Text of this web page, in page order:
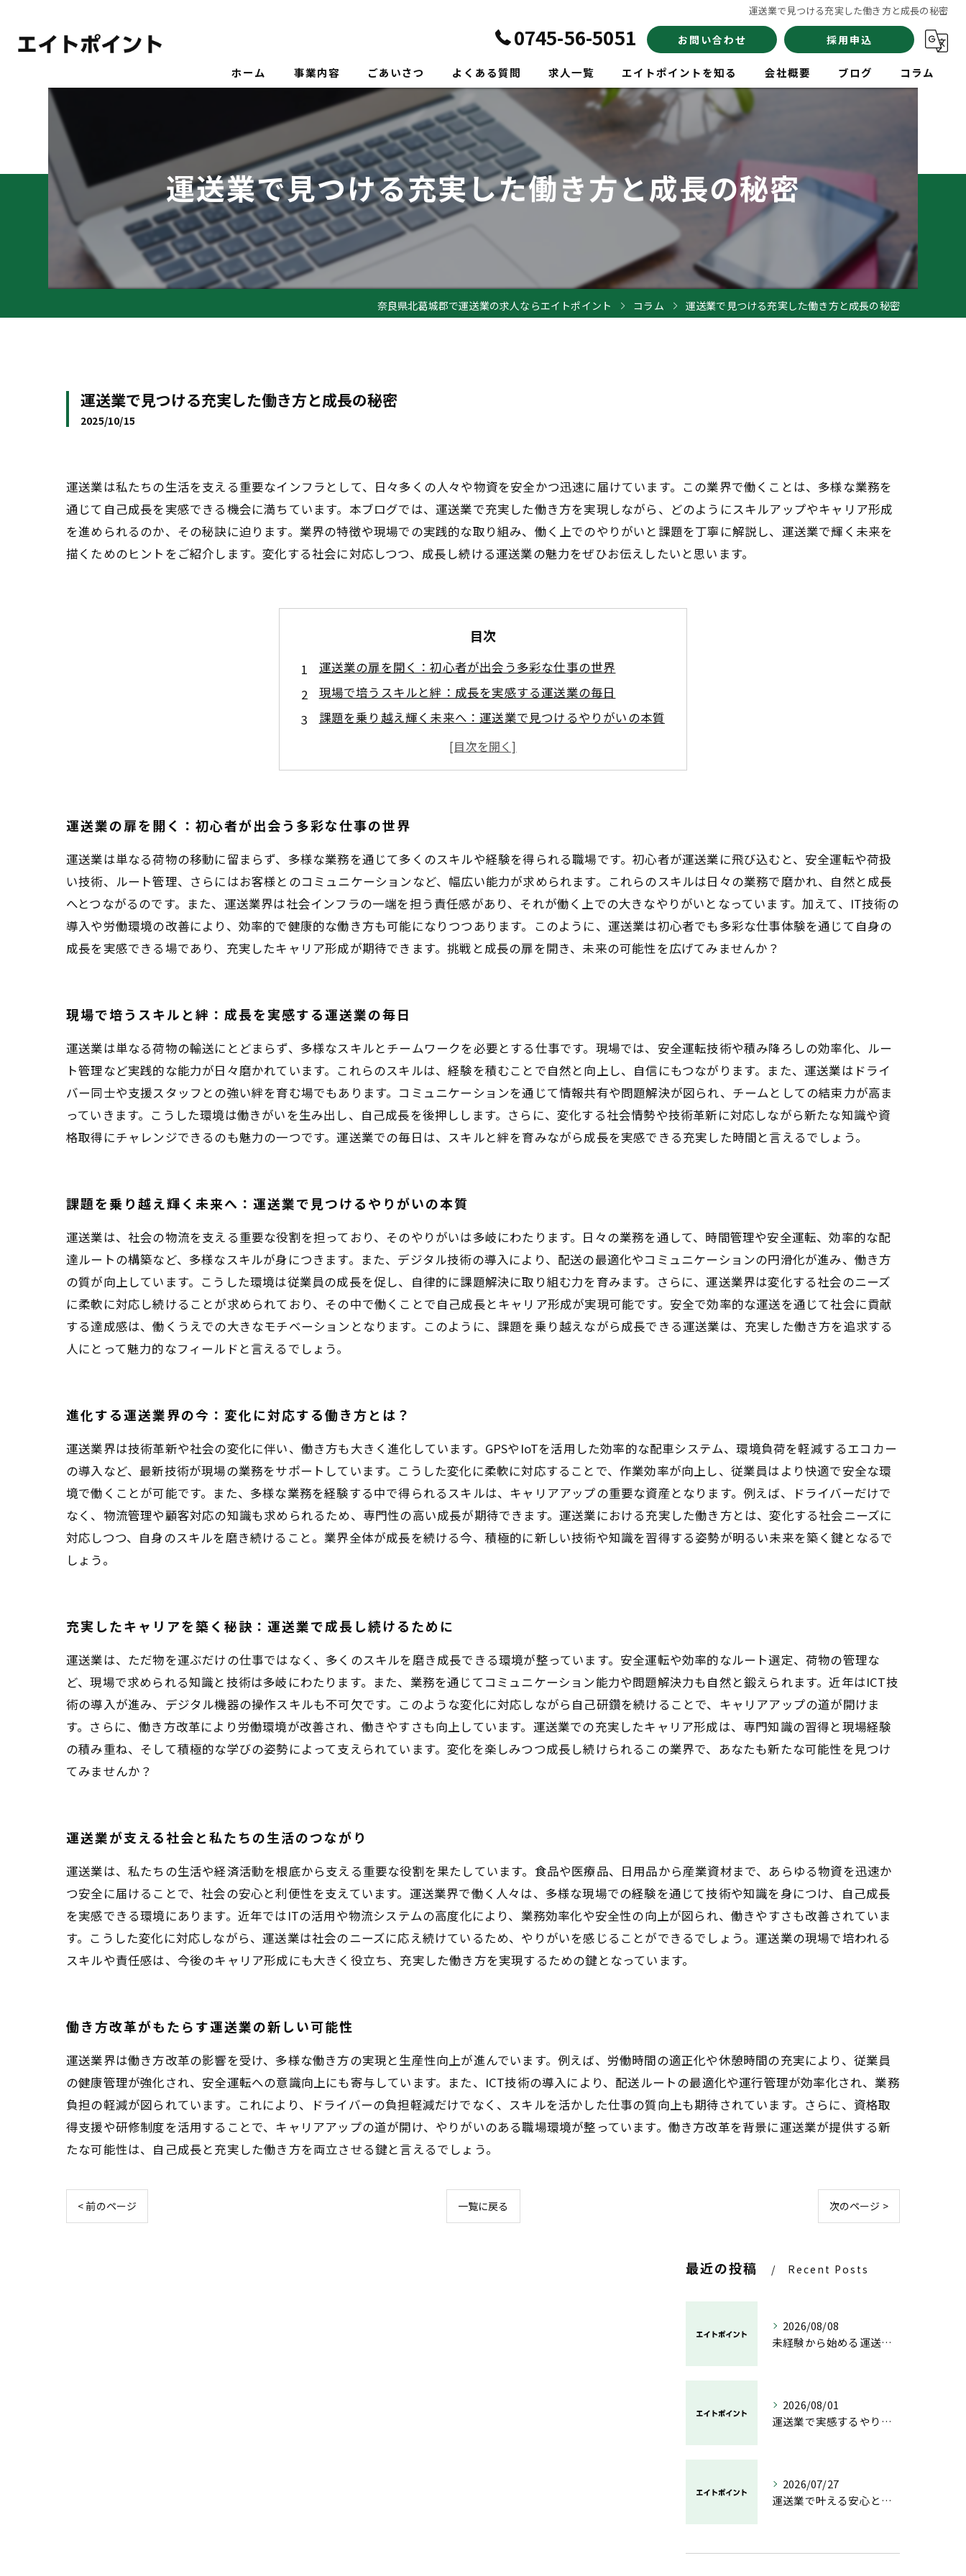
運送業で見つける充実した働き方と成長の秘密
0745-56-5051 お問い合わせ 採用申込
ホーム 事業内容 ごあいさつ よくある質問 求人一覧 エイトポイントを知る
正社員
未経験
ドライバー
会社概要 ブログ コラム
運送業で見つける充実した働き方と成長の秘密
奈良県北葛城郡で運送業の求人ならエイトポイント コラム 運送業で見つける充実した働き方と成長の秘密
運送業で見つける充実した働き方と成長の秘密
2025/10/15
運送業は私たちの生活を支える重要なインフラとして、日々多くの人々や物資を安全かつ迅速に届けています。この業界で働くことは、多様な業務を
通じて自己成長を実感できる機会に満ちています。本ブログでは、運送業で充実した働き方を実現しながら、どのようにスキルアップやキャリア形成
を進められるのか、その秘訣に迫ります。業界の特徴や現場での実践的な取り組み、働く上でのやりがいと課題を丁寧に解説し、運送業で輝く未来を
描くためのヒントをご紹介します。変化する社会に対応しつつ、成長し続ける運送業の魅力をぜひお伝えしたいと思います。
目次
運送業の扉を開く：初心者が出会う多彩な仕事の世界
現場で培うスキルと絆：成長を実感する運送業の毎日
課題を乗り越え輝く未来へ：運送業で見つけるやりがいの本質
進化する運送業界の今：変化に対応する働き方とは？
充実したキャリアを築く秘訣：運送業で成長し続けるために
働き方改革がもたらす運送業の新しい可能性
運送業の扉を開く：初心者が出会う多彩な仕事の世界
運送業は単なる荷物の移動に留まらず、多様な業務を通じて多くのスキルや経験を得られる職場です。初心者が運送業に飛び込むと、安全運転や荷扱
い技術、ルート管理、さらにはお客様とのコミュニケーションなど、幅広い能力が求められます。これらのスキルは日々の業務で磨かれ、自然と成長
へとつながるのです。また、運送業界は社会インフラの一端を担う責任感があり、それが働く上での大きなやりがいとなっています。加えて、IT技術の
導入や労働環境の改善により、効率的で健康的な働き方も可能になりつつあります。このように、運送業は初心者でも多彩な仕事体験を通じて自身の
成長を実感できる場であり、充実したキャリア形成が期待できます。挑戦と成長の扉を開き、未来の可能性を広げてみませんか？
現場で培うスキルと絆：成長を実感する運送業の毎日
運送業は単なる荷物の輸送にとどまらず、多様なスキルとチームワークを必要とする仕事です。現場では、安全運転技術や積み降ろしの効率化、ルー
ト管理など実践的な能力が日々磨かれています。これらのスキルは、経験を積むことで自然と向上し、自信にもつながります。また、運送業はドライ
バー同士や支援スタッフとの強い絆を育む場でもあります。コミュニケーションを通じて情報共有や問題解決が図られ、チームとしての結束力が高ま
っていきます。こうした環境は働きがいを生み出し、自己成長を後押しします。さらに、変化する社会情勢や技術革新に対応しながら新たな知識や資
格取得にチャレンジできるのも魅力の一つです。運送業での毎日は、スキルと絆を育みながら成長を実感できる充実した時間と言えるでしょう。
課題を乗り越え輝く未来へ：運送業で見つけるやりがいの本質
運送業は、社会の物流を支える重要な役割を担っており、そのやりがいは多岐にわたります。日々の業務を通して、時間管理や安全運転、効率的な配
達ルートの構築など、多様なスキルが身につきます。また、デジタル技術の導入により、配送の最適化やコミュニケーションの円滑化が進み、働き方
の質が向上しています。こうした環境は従業員の成長を促し、自律的に課題解決に取り組む力を育みます。さらに、運送業界は変化する社会のニーズ
に柔軟に対応し続けることが求められており、その中で働くことで自己成長とキャリア形成が実現可能です。安全で効率的な運送を通じて社会に貢献
する達成感は、働くうえでの大きなモチベーションとなります。このように、課題を乗り越えながら成長できる運送業は、充実した働き方を追求する
人にとって魅力的なフィールドと言えるでしょう。
進化する運送業界の今：変化に対応する働き方とは？
運送業界は技術革新や社会の変化に伴い、働き方も大きく進化しています。GPSやIoTを活用した効率的な配車システム、環境負荷を軽減するエコカー
の導入など、最新技術が現場の業務をサポートしています。こうした変化に柔軟に対応することで、作業効率が向上し、従業員はより快適で安全な環
境で働くことが可能です。また、多様な業務を経験する中で得られるスキルは、キャリアアップの重要な資産となります。例えば、ドライバーだけで
なく、物流管理や顧客対応の知識も求められるため、専門性の高い成長が期待できます。運送業における充実した働き方とは、変化する社会ニーズに
対応しつつ、自身のスキルを磨き続けること。業界全体が成長を続ける今、積極的に新しい技術や知識を習得する姿勢が明るい未来を築く鍵となるで
しょう。
充実したキャリアを築く秘訣：運送業で成長し続けるために
運送業は、ただ物を運ぶだけの仕事ではなく、多くのスキルを磨き成長できる環境が整っています。安全運転や効率的なルート選定、荷物の管理な
ど、現場で求められる知識と技術は多岐にわたります。また、業務を通じてコミュニケーション能力や問題解決力も自然と鍛えられます。近年はICT技
術の導入が進み、デジタル機器の操作スキルも不可欠です。このような変化に対応しながら自己研鑽を続けることで、キャリアアップの道が開けま
す。さらに、働き方改革により労働環境が改善され、働きやすさも向上しています。運送業での充実したキャリア形成は、専門知識の習得と現場経験
の積み重ね、そして積極的な学びの姿勢によって支えられています。変化を楽しみつつ成長し続けられるこの業界で、あなたも新たな可能性を見つけ
てみませんか？
運送業が支える社会と私たちの生活のつながり
運送業は、私たちの生活や経済活動を根底から支える重要な役割を果たしています。食品や医療品、日用品から産業資材まで、あらゆる物資を迅速か
つ安全に届けることで、社会の安心と利便性を支えています。運送業界で働く人々は、多様な現場での経験を通じて技術や知識を身につけ、自己成長
を実感できる環境にあります。近年ではITの活用や物流システムの高度化により、業務効率化や安全性の向上が図られ、働きやすさも改善されていま
す。こうした変化に対応しながら、運送業は社会のニーズに応え続けているため、やりがいを感じることができるでしょう。運送業の現場で培われる
スキルや責任感は、今後のキャリア形成にも大きく役立ち、充実した働き方を実現するための鍵となっています。
働き方改革がもたらす運送業の新しい可能性
運送業界は働き方改革の影響を受け、多様な働き方の実現と生産性向上が進んでいます。例えば、労働時間の適正化や休憩時間の充実により、従業員
の健康管理が強化され、安全運転への意識向上にも寄与しています。また、ICT技術の導入により、配送ルートの最適化や運行管理が効率化され、業務
負担の軽減が図られています。これにより、ドライバーの負担軽減だけでなく、スキルを活かした仕事の質向上も期待されています。さらに、資格取
得支援や研修制度を活用することで、キャリアアップの道が開け、やりがいのある職場環境が整っています。働き方改革を背景に運送業が提供する新
たな可能性は、自己成長と充実した働き方を両立させる鍵と言えるでしょう。
< 前のページ 一覧に戻る 次のページ >
最近の投稿 Recent Posts
2026/08/08
未経験から始める運送業の安心と成長の道
2026/08/01
運送業で実感するやりがいと成長の魅力
2026/07/27
運送業で叶える安心と成長のキャリア